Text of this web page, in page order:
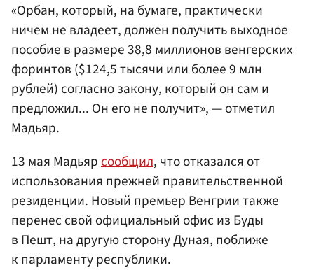
«Орбан, который, на бумаге, практически
ничем не владеет, должен получить выходное
пособие в размере 38,8 миллионов венгерских
форинтов ($124,5 тысячи или более 9 млн
рублей) согласно закону, который он сам и
предложил... Он его не получит», — отметил
Мадьяр.
13 мая Мадьяр сообщил, что отказался от
использования прежней правительственной
резиденции. Новый премьер Венгрии также
перенес свой официальный офис из Буды
в Пешт, на другую сторону Дуная, поближе
к парламенту республики.